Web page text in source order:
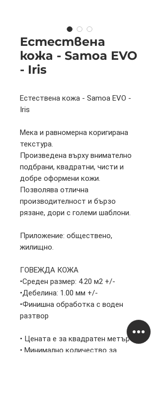
Естествена
кожа - Samoa EVO
- Iris
Естествена кожа - Samoa EVO -
Iris
Мека и равномерна коригирана
текстура.
Произведена върху внимателно
подбрани, квадратни, чисти и
добре оформени кожи.
Позволява отлична
производителност и бързо
рязане, дори с големи шаблони.
Приложение: обществено,
жилищно.
ГОВЕЖДА КОЖА
•Среден размер: 4.20 м2 +/-
•Дебелина: 1.00 мм +/-
•Финишна обработка с воден
разтвор
• Цената е за квадратен метър
• Минимално количество за